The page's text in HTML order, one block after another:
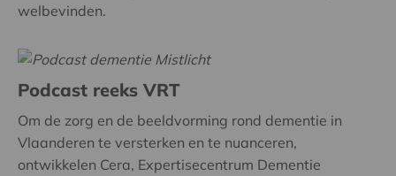
welbevinden.
Podcast reeks VRT
Om de zorg en de beeldvorming rond dementie in
Vlaanderen te versterken en te nuanceren,
ontwikkelen Cera, Expertisecentrum Dementie